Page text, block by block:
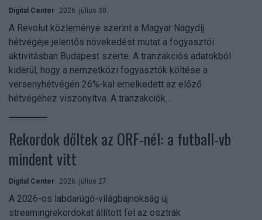
Digital Center 2026. július 30.
A Revolut közleménye szerint a Magyar Nagydíj
hétvégéje jelentős növekedést mutat a fogyasztói
aktivitásban Budapest szerte. A tranzakciós adatokból
kiderül, hogy a nemzetközi fogyasztók költése a
versenyhétvégén 26%-kal emelkedett az előző
hétvégéhez viszonyítva. A tranzakciók...
Rekordok dőltek az ORF-nél: a futball-vb
mindent vitt
Digital Center 2026. július 27.
A 2026-os labdarúgó-világbajnokság új
streamingrekordokat állított fel az osztrák